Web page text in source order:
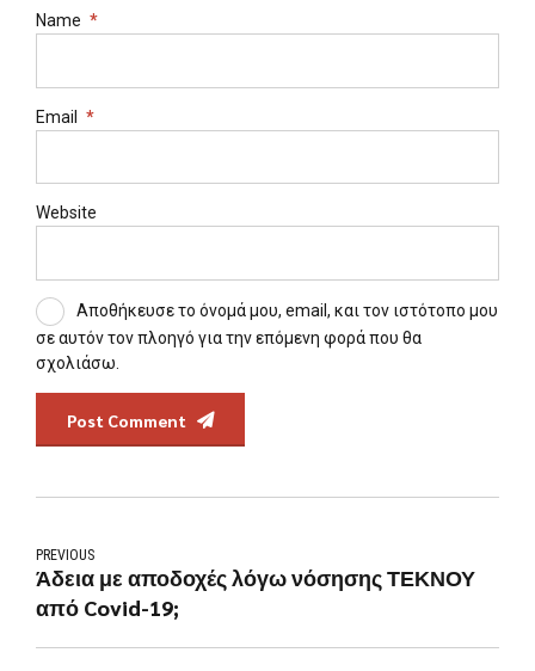
Name *
Email *
Website
Αποθήκευσε το όνομά μου, email, και τον ιστότοπο μου
σε αυτόν τον πλοηγό για την επόμενη φορά που θα
σχολιάσω.
Post Comment
PREVIOUS
Άδεια με αποδοχές λόγω νόσησης ΤΕΚΝΟΥ
από Covid-19;